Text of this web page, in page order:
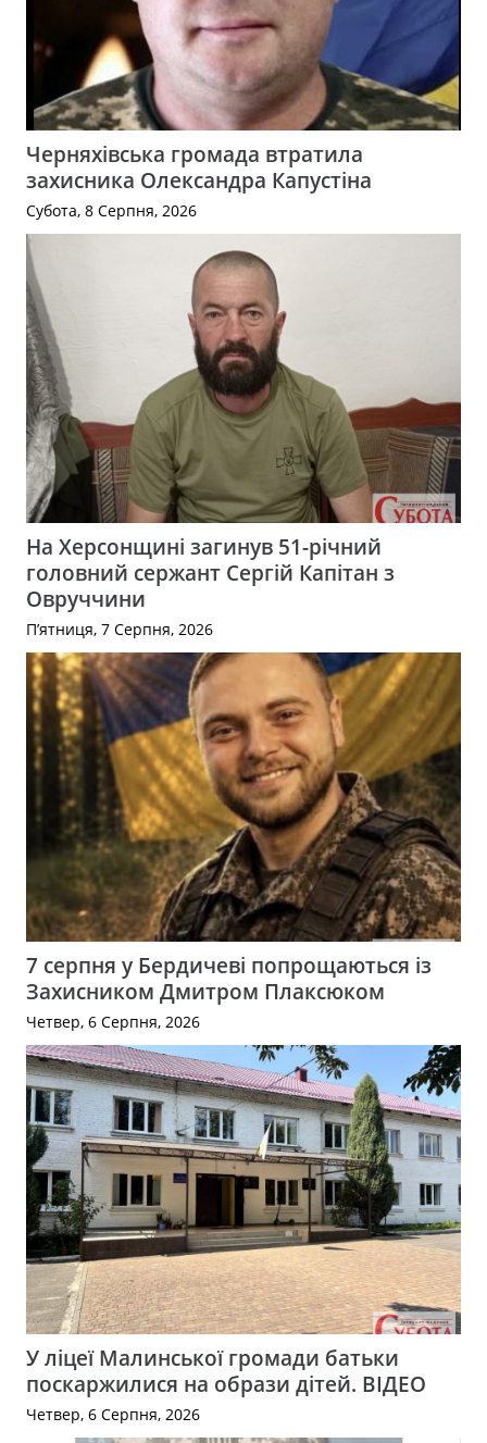
Черняхівська громада втратила
захисника Олександра Капустіна
Субота, 8 Серпня, 2026
На Херсонщині загинув 51-річний
головний сержант Сергій Капітан з
Овруччини
П’ятниця, 7 Серпня, 2026
7 серпня у Бердичеві попрощаються із
Захисником Дмитром Плаксюком
Четвер, 6 Серпня, 2026
У ліцеї Малинської громади батьки
поскаржилися на образи дітей. ВІДЕО
Четвер, 6 Серпня, 2026